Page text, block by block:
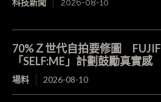
科技新聞 2026-08-10
70%Ｚ世代自拍要修圖
「SELF:ME」計劃鼓勵真實感
場料 2026-08-10